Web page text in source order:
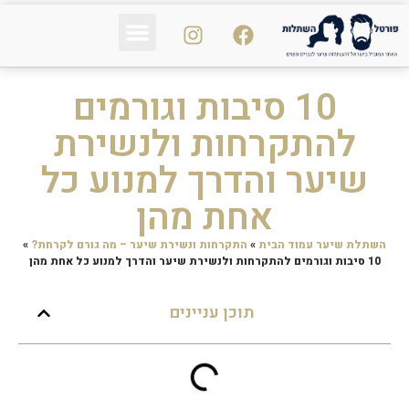
10 סיבות וגורמים
להתקרחות ולנשירת
שיער והדרך למנוע כל
אחת מהןהשתלת שיער עמוד הבית» התקרחות ונשירת שיער – מה גורם לקרחת? »
10 סיבות וגורמים להתקרחות ולנשירת שיער והדרך למנוע כל אחת מהן
תוכן עניינים